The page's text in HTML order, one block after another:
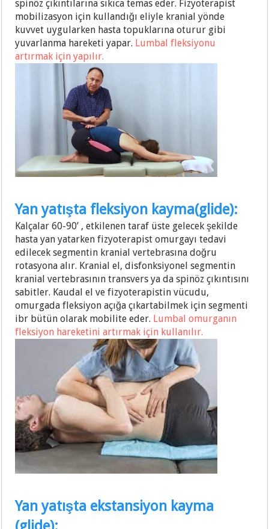
spinöz çıkıntılarına sıkıca temas eder. Fizyoterapist
mobilizasyon için kullandığı eliyle kranial yönde
kuvvet uygularken hasta topuklarına oturur gibi
yuvarlanma hareketi yapar. Lumbal fleksiyonu
artırmak için yapılır.
Yan yatışta fleksiyon kayma(glide):
Kalçalar 60-90’ , etkilenen taraf üste gelecek şekilde
hasta yan yatarken fizyoterapist omurgayı tedavi
edilecek segmentin kranial vertebrasına doğru
rotasyona alır. Kranial el, disfonksiyonel segmentin
kranial vertebrasının transvers ya da spinöz çıkıntısını
sabitler. Kaudal el ve fizyoterapistin vücudu,
omurgada fleksiyon açığa çıkartabilmek için segmenti
ibr bütün olarak mobilite eder. Lumbal omurganın
fleksiyon hareketini artırmak için kullanılır.
Yan yatışta ekstansiyon kayma